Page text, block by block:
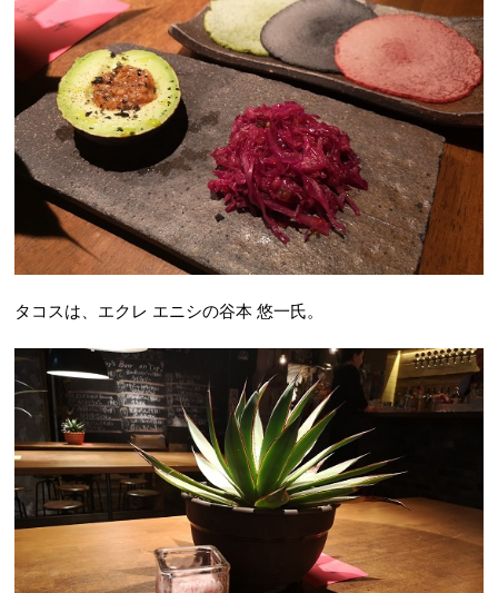
タコスは、エクレ エニシの谷本 悠一氏。